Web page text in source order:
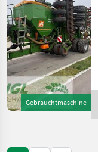
Gebrauchtmaschine